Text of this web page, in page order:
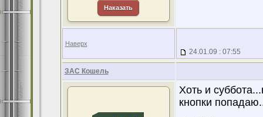
Наказать
Наверх
24.01.09 : 07:55
ЗАС Кошель
Хоть и
кнопки